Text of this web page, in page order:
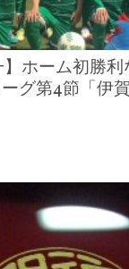
】ホーム初勝
グ第4節「伊